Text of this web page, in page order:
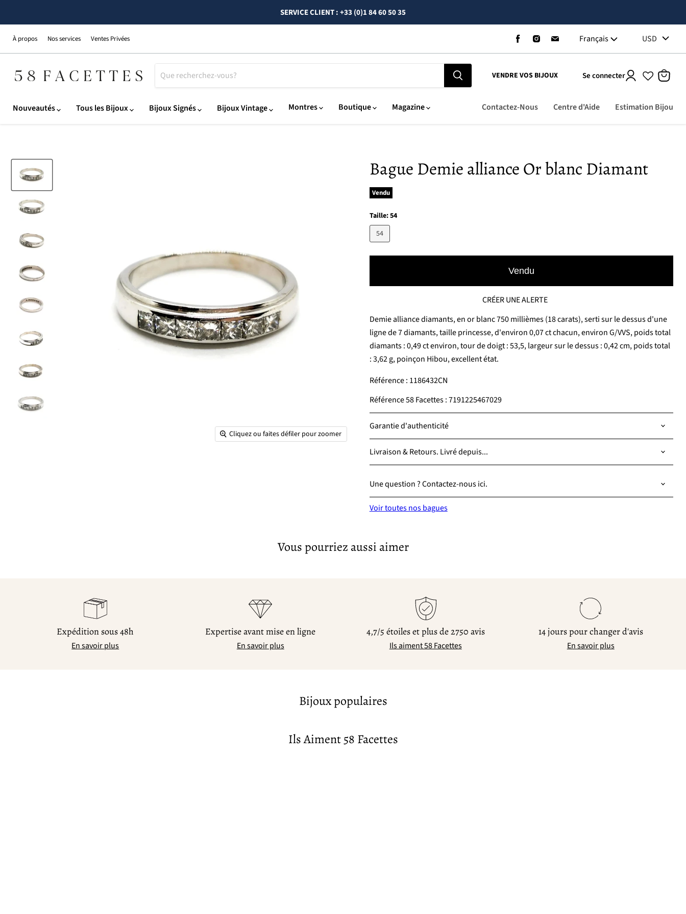
SERVICE CLIENT : +33 (0)1 84 60 50 35
À propos Nos services Ventes Privées
Trouvez-
nous
sur
Trouvez-
nous
sur
Trouvez-
sur
Français USD
VENDRE VOS BIJOUX Se connecter
panier
Nouveautés Tous les Bijoux Bijoux Signés Bijoux Vintage Montres Boutique Magazine Contactez-Nous Centre d'Aide Estimation Bijou
Cliquez ou faites défiler pour zoomer
Bague Demie alliance Or blanc Diamant
Vendu
Taille:54
54
Vendu
CRÉER UNE ALERTE
Demie alliance diamants, en or blanc 750 millièmes (18 carats), serti sur le dessus d'une
ligne de 7 diamants, taille princesse, d'environ 0,07 ct chacun, environ G/VVS, poids total
diamants : 0,49 ct environ, tour de doigt : 53,5, largeur sur le dessus : 0,42 cm, poids total
: 3,62 g, poinçon Hibou, excellent état.
Référence : 1186432CN
Référence 58 Facettes : 7191225467029
Garantie d'authenticité
Livraison & Retours. Livré depuis...
Une question ? Contactez-nous ici.
Voir toutes nos bagues
Vous pourriez aussi aimer
Expédition sous 48h
En savoir plus
Expertise avant mise en ligne
En savoir plus
4,7/5 étoiles et plus de 2750 avis
Ils aiment 58 Facettes
14 jours pour changer d'avis
En savoir plus
Bijoux populaires
Ils Aiment 58 Facettes